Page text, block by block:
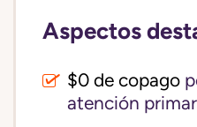
Aspectos
$0 de copago
atención